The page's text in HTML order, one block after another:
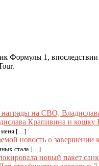
Формулы 1,
Крапивина и кошку
меня […]
новость о завершении
стала […]
новый пакет